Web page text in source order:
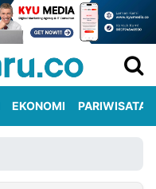
EKONOMI PARIWISATA